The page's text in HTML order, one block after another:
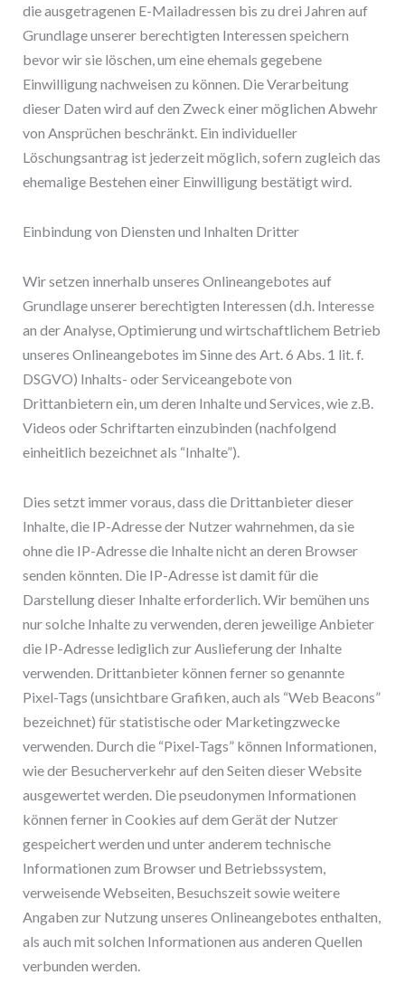
die ausgetragenen E-Mailadressen bis zu drei Jahren auf
Grundlage unserer berechtigten Interessen speichern
bevor wir sie löschen, um eine ehemals gegebene
Einwilligung nachweisen zu können. Die Verarbeitung
dieser Daten wird auf den Zweck einer möglichen Abwehr
von Ansprüchen beschränkt. Ein individueller
Löschungsantrag ist jederzeit möglich, sofern zugleich das
ehemalige Bestehen einer Einwilligung bestätigt wird.
Einbindung von Diensten und Inhalten Dritter
Wir setzen innerhalb unseres Onlineangebotes auf
Grundlage unserer berechtigten Interessen (d.h. Interesse
an der Analyse, Optimierung und wirtschaftlichem Betrieb
unseres Onlineangebotes im Sinne des Art. 6 Abs. 1 lit. f.
DSGVO) Inhalts- oder Serviceangebote von
Drittanbietern ein, um deren Inhalte und Services, wie z.B.
Videos oder Schriftarten einzubinden (nachfolgend
einheitlich bezeichnet als “Inhalte”).
Dies setzt immer voraus, dass die Drittanbieter dieser
Inhalte, die IP-Adresse der Nutzer wahrnehmen, da sie
ohne die IP-Adresse die Inhalte nicht an deren Browser
senden könnten. Die IP-Adresse ist damit für die
Darstellung dieser Inhalte erforderlich. Wir bemühen uns
nur solche Inhalte zu verwenden, deren jeweilige Anbieter
die IP-Adresse lediglich zur Auslieferung der Inhalte
verwenden. Drittanbieter können ferner so genannte
Pixel-Tags (unsichtbare Grafiken, auch als “Web Beacons”
bezeichnet) für statistische oder Marketingzwecke
verwenden. Durch die “Pixel-Tags” können Informationen,
wie der Besucherverkehr auf den Seiten dieser Website
ausgewertet werden. Die pseudonymen Informationen
können ferner in Cookies auf dem Gerät der Nutzer
gespeichert werden und unter anderem technische
Informationen zum Browser und Betriebssystem,
verweisende Webseiten, Besuchszeit sowie weitere
Angaben zur Nutzung unseres Onlineangebotes enthalten,
als auch mit solchen Informationen aus anderen Quellen
verbunden werden.